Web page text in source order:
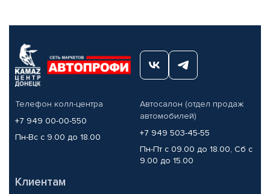
Телефон колл-центра
+7 949 00-00-550
Пн-Вс с 9.00 до 18.00
Автосалон (отдел продаж
автомобилей)
+7 949 503-45-55
Пн-Пт с 09.00 до 18.00, Сб с
9.00 до 15.00
Клиентам